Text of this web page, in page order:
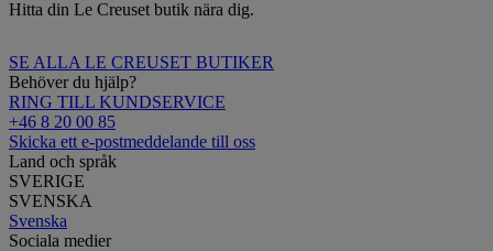
Hitta din Le Creuset butik nära dig.
SE ALLA LE CREUSET BUTIKER
Behöver du hjälp?
RING TILL KUNDSERVICE
+46 8 20 00 85
Skicka ett e-postmeddelande till oss
Land och språk
SVERIGE
SVENSKA
Svenska
Sociala medier